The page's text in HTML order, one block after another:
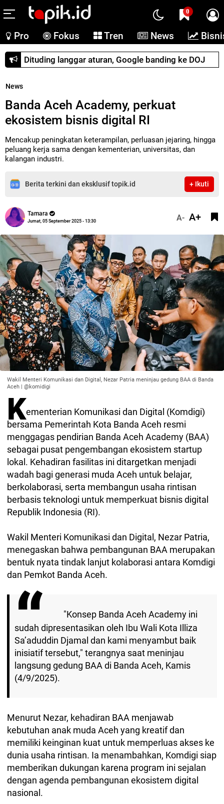
0
Pro Fokus Tren News
Dituding langgar aturan, Google banding ke DOJ
News
Banda Aceh Academy, perkuat
ekosistem bisnis digital RI
Mencakup peningkatan keterampilan, perluasan jejaring, hingga
peluang kerja sama dengan kementerian, universitas, dan
kalangan industri.
Berita terkini dan eksklusif topik.id + Ikuti
Tamara
Jumat, 05 September 2025 - 13:30 A- A+
Wakil Menteri Komunikasi dan Digital, Nezar Patria meninjau gedung BAA di Banda
Aceh | @komidigi
Kementerian Komunikasi dan Digital (Komdigi)
bersama Pemerintah Kota Banda Aceh resmi
menggagas pendirian Banda Aceh Academy (BAA)
sebagai pusat pengembangan ekosistem startup
lokal. Kehadiran fasilitas ini ditargetkan menjadi
wadah bagi generasi muda Aceh untuk belajar,
berkolaborasi, serta membangun usaha rintisan
berbasis teknologi untuk memperkuat bisnis digital
Republik Indonesia (RI).
Wakil Menteri Komunikasi dan Digital, Nezar Patria,
menegaskan bahwa pembangunan BAA merupakan
bentuk nyata tindak lanjut kolaborasi antara Komdigi
dan Pemkot Banda Aceh.
"Konsep Banda Aceh Academy ini
sudah dipresentasikan oleh Ibu Wali Kota Illiza
Sa’aduddin Djamal dan kami menyambut baik
inisiatif tersebut," terangnya saat meninjau
langsung gedung BAA di Banda Aceh, Kamis
(4/9/2025).
Menurut Nezar, kehadiran BAA menjawab
kebutuhan anak muda Aceh yang kreatif dan
memiliki keinginan kuat untuk memperluas akses ke
dunia usaha rintisan. Ia menambahkan, Komdigi siap
memberikan dukungan karena program ini sejalan
dengan agenda pembangunan ekosistem digital
nasional.